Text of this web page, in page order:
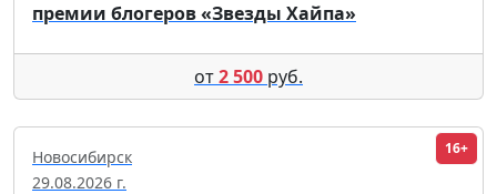
премии блогеров «Звезды Хайпа»
от2 500 руб.
16+
Новосибирск
29.08.2026 г.